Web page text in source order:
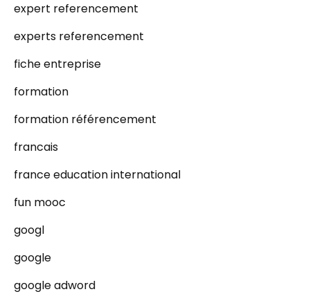
expert referencement
experts referencement
fiche entreprise
formation
formation référencement
francais
france education international
fun mooc
googl
google
google adword